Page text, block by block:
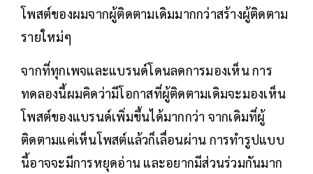
โพสต์ของผมจากผู้ติดตามเดิมมากกว่าสร้างผู้ติดตาม
รายใหม่ๆ
จากที่ทุกเพจและแบรนด์โดนลดการมองเห็น การ
ทดลองนี้ผมคิดว่ามีโอกาสที่ผู้ติดตามเดิมจะมองเห็น
โพสต์ของแบรนด์เพิ่มขึ้นได้มากกว่า จากเดิมที่ผู้
ติดตามแค่เห็นโพสต์แล้วก็เลื่อนผ่าน การทำรูปแบบ
นี้อาจจะมีการหยุดอ่าน และอยากมีส่วนร่วมกันมาก